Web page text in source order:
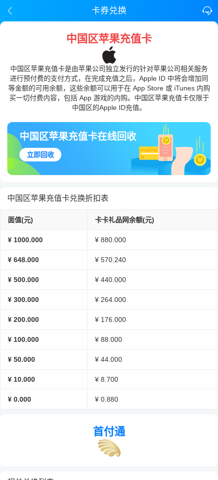
卡券兑换
中国区苹果充值卡
中国区苹果充值卡是由苹果公司独立发行的针对苹果公司相关服务
进行预付费的支付方式，在完成充值之后，Apple ID 中将会增加同
等金额的可用余额，这些余额可以用于在 App Store 或 iTunes 内购
买一切付费内容，包括 App 游戏的内购。中国区苹果充值卡仅限于
中国区的Apple ID充值。
中国区苹果充值卡在线回收
立即回收
中国区苹果充值卡兑换折扣表
面值(元) 卡卡礼品网余额(元)
¥ 1000.000 ¥ 880.000
¥ 648.000 ¥ 570.240
¥ 500.000 ¥ 440.000
¥ 300.000 ¥ 264.000
¥ 200.000 ¥ 176.000
¥ 100.000 ¥ 88.000
¥ 50.000 ¥ 44.000
¥ 10.000 ¥ 8.700
¥ 0.000 ¥ 0.880
首付通